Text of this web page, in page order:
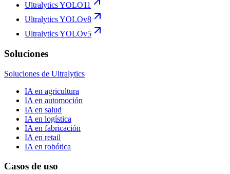
Ultralytics YOLO11
Ultralytics YOLOv8
Ultralytics YOLOv5
Soluciones
Soluciones de Ultralytics
IA en agricultura
IA en automoción
IA en salud
IA en logística
IA en fabricación
IA en retail
IA en robótica
Casos de uso